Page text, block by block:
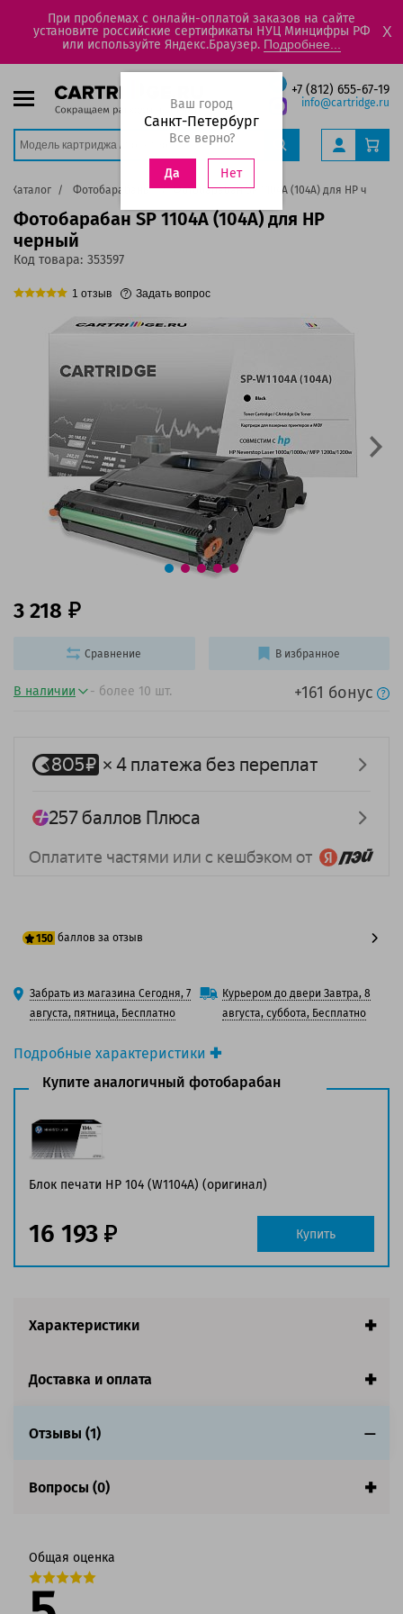
При проблемах с онлайн-оплатой заказов на сайте
установите российские сертификаты НУЦ Минцифры РФ
или используйте Яндекс.Браузер. Подробнее...
X
+7 (812) 655-67-19
info@cartridge.ru
Ваш город
Санкт-Петербург
Все верно?
Да Нет
Каталог Фотобарабаны Фотобарабан SP 1104A (104A) для HP черный
Фотобарабан SP 1104A (104A) для HP
черный
Код товара: 353597
1 отзыв Задать вопрос
Подробные характеристики
Производитель принтера:HP
Вид товара:Фотобарабан
Оригинальность:
Аналог:HP 104A (W1104A)
Цвет:Черный
заполнении страницы
Страна:Китай
Гарантия:1 год
В наличии - более 10 шт. +161 бонус
3 218
150 баллов за отзыв
125 баллов
150 баллов
Забрать из магазина Сегодня, 7
августа, пятница, Бесплатно
Курьером до двери Завтра, 8
августа, суббота, Бесплатно
Сравнение В избранное
Купите аналогичный фотобарабан
Блок печати HP 104 (W1104A) (оригинал)
16 193 Купить
Характеристики
Доставка и оплата
Отзывы (1)
Вопросы (0)
Общая оценка